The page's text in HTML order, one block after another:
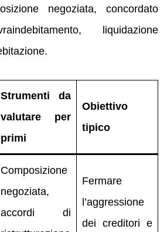
negoziata, concordato
liquidazione
Strumenti da
valutare per
primi
Obiettivo
tipico
Composizione
negoziata,
accordi di
Fermare
l’aggressione
dei creditori e